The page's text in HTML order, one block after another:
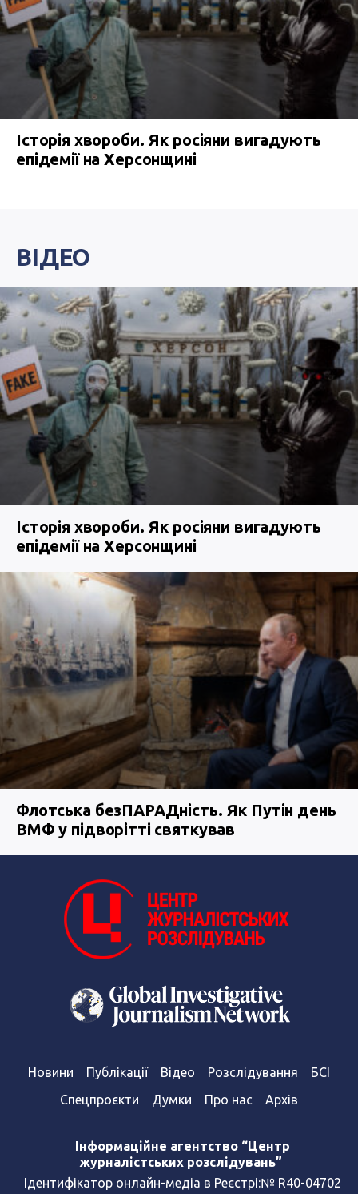
Історія хвороби. Як росіяни вигадують
епідемії на Херсонщині
ВІДЕО
Історія хвороби. Як росіяни вигадують
епідемії на Херсонщині
Флотська безПАРАДність. Як Путін день
ВМФ у підворітті святкував
Новини Публікації Відео Розслідування
БСІ
Спецпроєкти
Думки Про нас Архів
Інформаційне агентство “Центр
журналістських розслідувань”
Ідентифікатор онлайн-медіа в Реєстрі:№ R40-04702